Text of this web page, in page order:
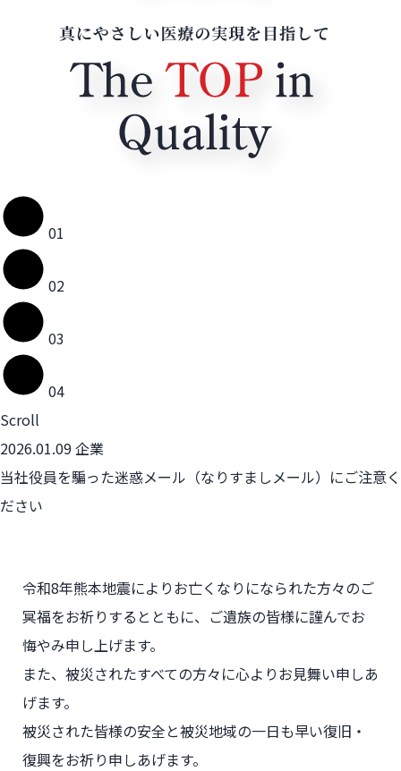
01
02
03
04
Scroll
2026.01.09企業
当社役員を騙った迷惑メール（なりすましメール）にご注意く
ださい
令和8年熊本地震によりお亡くなりになられた方々のご
冥福をお祈りするとともに、 ご遺族の皆様に謹んでお
悔やみ申し上げます。
また、被災されたすべての方々に心よりお見舞い申しあ
げます。
被災された皆様の安全と被災地域の一日も早い復旧・
復興をお祈り申しあげます。